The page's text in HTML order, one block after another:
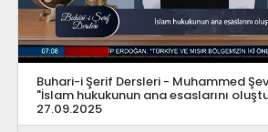
Buhari-i Şerif Dersleri - Muhammed
"İslam hukukunun ana esaslarını
27.09.2025